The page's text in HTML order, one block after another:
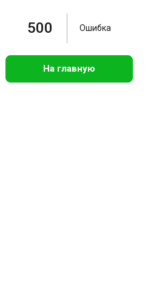
500 Ошибка
На главную